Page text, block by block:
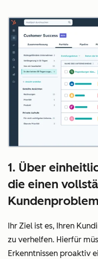
1. Über
die einen
Ihr Ziel ist es, Ihren
zu verhelfen. Hierfür
Erkenntnissen proaktiv